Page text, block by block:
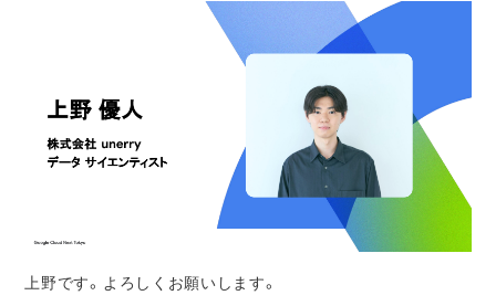
上野です。よろしくお願いします。